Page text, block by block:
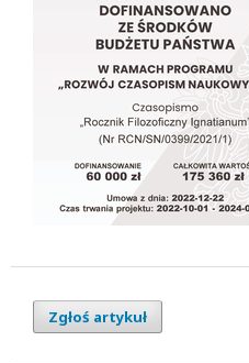
Zgłoś artykuł